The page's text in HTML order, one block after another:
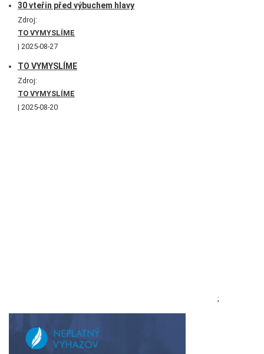
30 vteřin před výbuchem hlavy
Zdroj:
TO VYMYSLÍME
2025-08-27
TO VYMYSLÍME
Zdroj:
TO VYMYSLÍME
2025-08-20
;